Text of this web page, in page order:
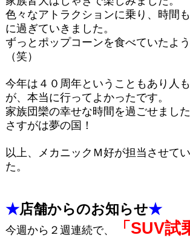
色々なアトラクションに乗り、時間
に過ぎていきました。
ずっとポップコーンを食べていたよ
（笑）
今年は４０周年ということもあり人
が、本当に行ってよかったです。
家族団欒の幸せな時間を過ごせました
さすがは夢の国！
以上、メカニックＭ好が担当させて
た。
★店舗からのお知らせ★
今週から２週連続で、 「 SUV試